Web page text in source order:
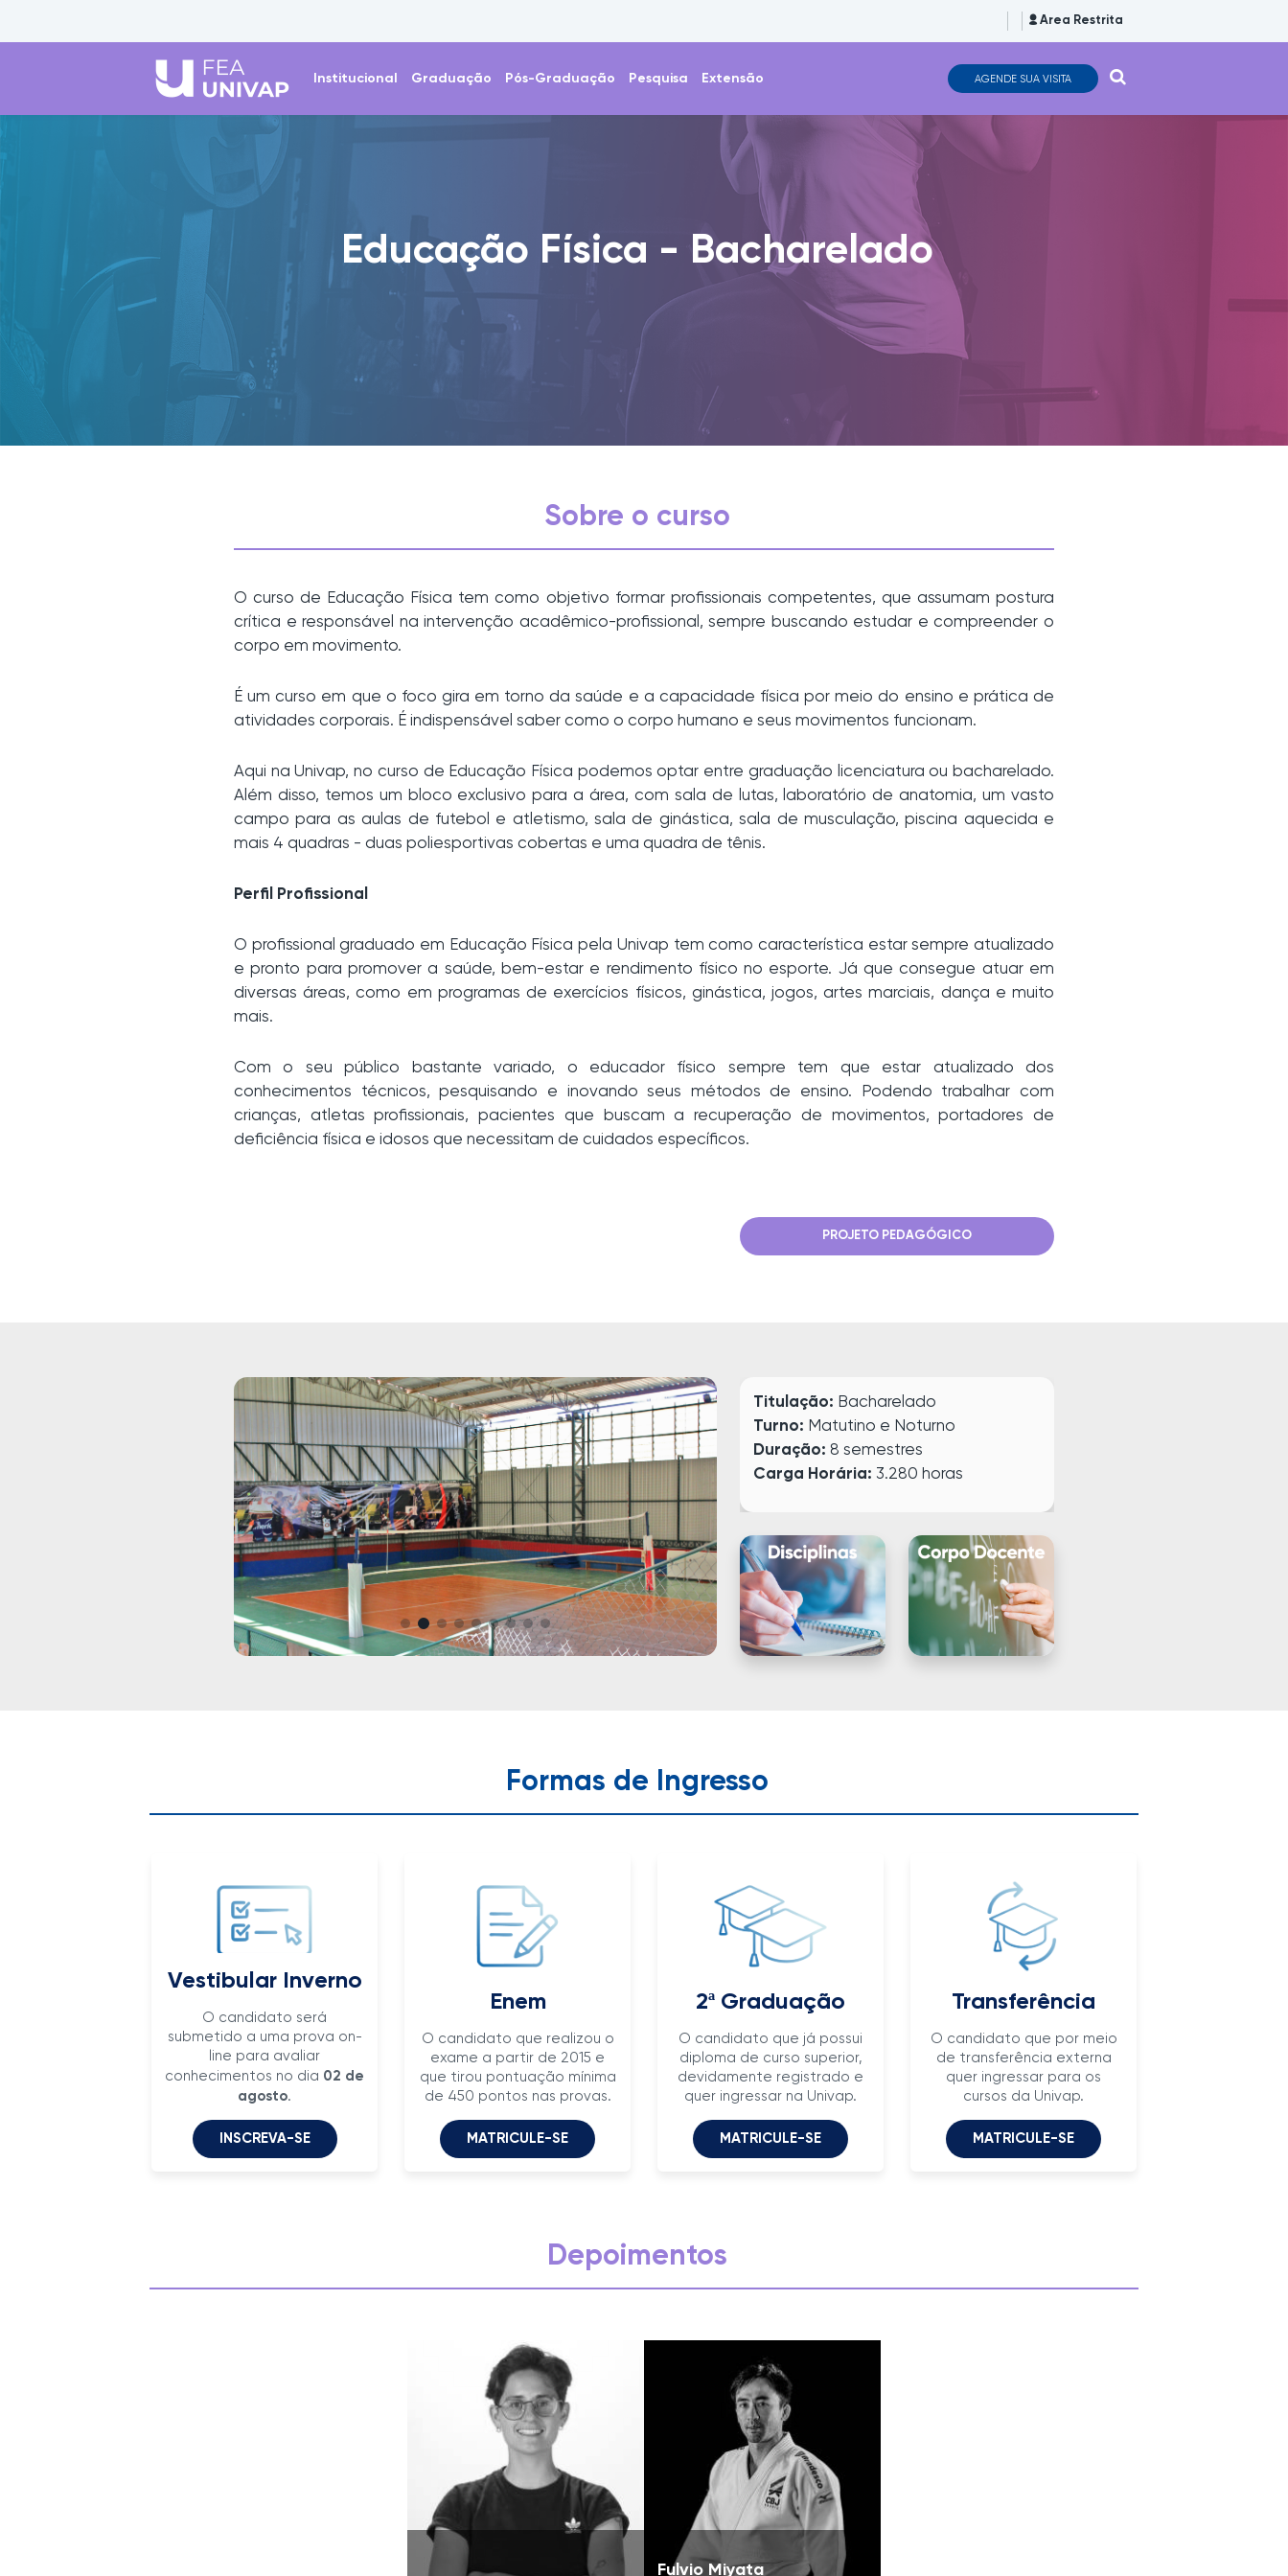
Area Restrita
Institucional Graduação Pós-Graduação Pesquisa Extensão AGENDE SUA VISITA
Educação Física - Bacharelado
Sobre o curso
O curso de Educação Física tem como objetivo formar profissionais competentes, que assumam postura
crítica e responsável na intervenção acadêmico-profissional, sempre buscando estudar e compreender o
corpo em movimento.
É um curso em que o foco gira em torno da saúde e a capacidade física por meio do ensino e prática de
atividades corporais. É indispensável saber como o corpo humano e seus movimentos funcionam.
Aqui na Univap, no curso de Educação Física podemos optar entre graduação licenciatura ou bacharelado.
Além disso, temos um bloco exclusivo para a área, com sala de lutas, laboratório de anatomia, um vasto
campo para as aulas de futebol e atletismo, sala de ginástica, sala de musculação, piscina aquecida e
mais 4 quadras - duas poliesportivas cobertas e uma quadra de tênis.
Perfil Profissional
O profissional graduado em Educação Física pela Univap tem como característica estar sempre atualizado
e pronto para promover a saúde, bem-estar e rendimento físico no esporte. Já que consegue atuar em
diversas áreas, como em programas de exercícios físicos, ginástica, jogos, artes marciais, dança e muito
mais.
Com o seu público bastante variado, o educador físico sempre tem que estar atualizado dos
conhecimentos técnicos, pesquisando e inovando seus métodos de ensino. Podendo trabalhar com
crianças, atletas profissionais, pacientes que buscam a recuperação de movimentos, portadores de
deficiência física e idosos que necessitam de cuidados específicos.
PROJETO PEDAGÓGICO
Titulação: Bacharelado
Turno: Matutino e Noturno
Duração: 8 semestres
Carga Horária: 3.280 horas
Formas de Ingresso
Vestibular Inverno
O candidato será
submetido a uma prova on-
line para avaliar
conhecimentos no dia 02 de
agosto.
INSCREVA-SE
Enem
O candidato que realizou o
exame a partir de 2015 e
que tirou pontuação mínima
de 450 pontos nas provas.
MATRICULE-SE
2ª Graduação
O candidato que já possui
diploma de curso superior,
devidamente registrado e
quer ingressar na Univap.
MATRICULE-SE
Transferência
O candidato que por meio
de transferência externa
quer ingressar para os
cursos da Univap.
MATRICULE-SE
Depoimentos
Fulvio Miyata